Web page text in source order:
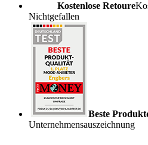
Kostenlose Retoure
Nichtgefallen
Beste
Unternehmensauszeichnung